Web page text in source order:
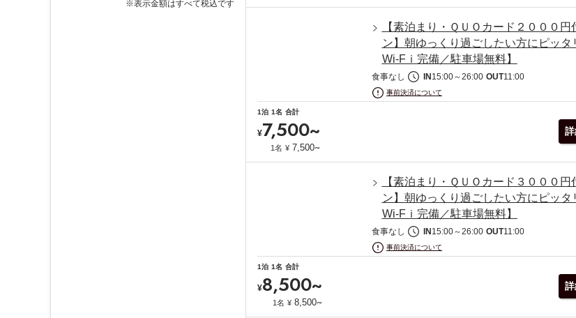
※表示金額はすべて税込です
【素泊まり・ＱＵＯカード２０００円
ン】朝ゆっくり過ごしたい方にピッタ
Wi-Fｉ完備／駐車場無料】
食事なし IN15:00～26:00 OUT11:00
事前決済について
1泊 1名 合計
¥7,500~
1名 ¥ 7,500~
【素泊まり・ＱＵＯカード３０００円
ン】朝ゆっくり過ごしたい方にピッタ
Wi-Fｉ完備／駐車場無料】
食事なし IN15:00～26:00 OUT11:00
事前決済について
1泊 1名 合計
¥8,500~
1名 ¥ 8,500~